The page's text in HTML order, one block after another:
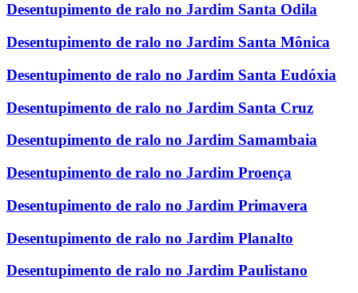
Desentupimento de ralo no Jardim Santa Odila
Desentupimento de ralo no Jardim Santa Mônica
Desentupimento de ralo no Jardim Santa Eudóxia
Desentupimento de ralo no Jardim Santa Cruz
Desentupimento de ralo no Jardim Samambaia
Desentupimento de ralo no Jardim Proença
Desentupimento de ralo no Jardim Primavera
Desentupimento de ralo no Jardim Planalto
Desentupimento de ralo no Jardim Paulistano